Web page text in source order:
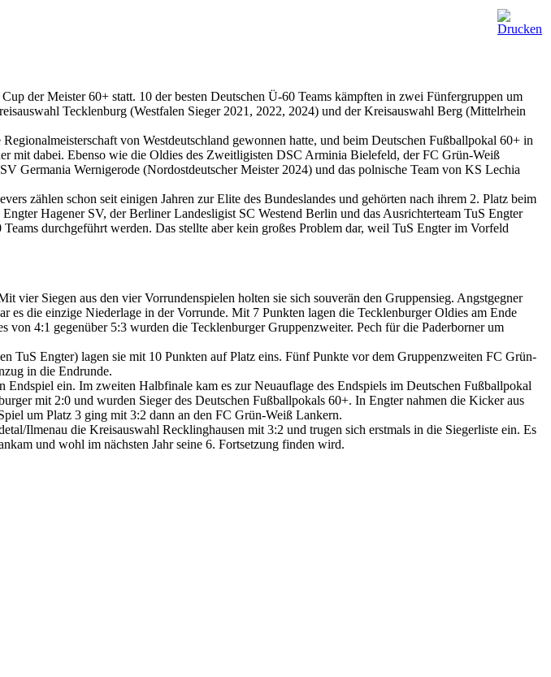
der Meister 60+ statt. 10 der besten Deutschen Ü-60 Teams kämpften in zwei Fünfergruppen um
Tecklenburg (Westfalen Sieger 2021, 2022, 2024) und der Kreisauswahl Berg (Mittelrhein
von Westdeutschland gewonnen hatte, und beim Deutschen Fußballpokal 60+ in
mit dabei. Ebenso wie die Oldies des Zweitligisten DSC Arminia Bielefeld, der FC Grün-Weiß
Germania Wernigerode (Nordostdeutscher Meister 2024) und das polnische Team von KS Lechia
zählen schon seit einigen Jahren zur Elite des Bundeslandes und gehörten nach ihrem 2. Platz beim
Hagener SV, der Berliner Landesligist SC Westend Berlin und das Ausrichterteam TuS Engter
durchgeführt werden. Das stellte aber kein großes Problem dar, weil TuS Engter im Vorfeld
vier Siegen aus den vier Vorrundenspielen holten sie sich souverän den Gruppensieg. Angstgegner
die einzige Niederlage in der Vorrunde. Mit 7 Punkten lagen die Tecklenburger Oldies am Ende
4:1 gegenüber 5:3 wurden die Tecklenburger Gruppenzweiter. Pech für die Paderborner um
TuS Engter) lagen sie mit 10 Punkten auf Platz eins. Fünf Punkte vor dem Gruppenzweiten FC Grün-
in die Endrunde.
ein. Im zweiten Halbfinale kam es zur Neuauflage des Endspiels im Deutschen Fußballpokal
mit 2:0 und wurden Sieger des Deutschen Fußballpokals 60+. In Engter nahmen die Kicker aus
um Platz 3 ging mit 3:2 dann an den FC Grün-Weiß Lankern.
Ilmenau die Kreisauswahl Recklinghausen mit 3:2 und trugen sich erstmals in die Siegerliste ein. Es
und wohl im nächsten Jahr seine 6. Fortsetzung finden wird.